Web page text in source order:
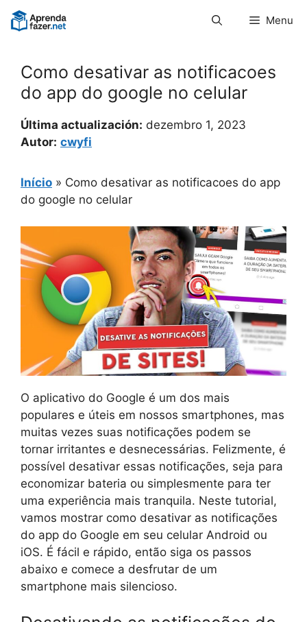
Pular
para
Menu
Como desativar as notificacoes
do app do google no celular
Última actualización: dezembro 1, 2023
Autor: cwyfi
Início » Como desativar as notificacoes do app
do google no celular
O aplicativo do Google é um dos mais
populares e úteis em nossos smartphones, mas
muitas vezes suas notificações podem se
tornar irritantes e desnecessárias. Felizmente, é
possível desativar essas notificações, seja para
economizar bateria ou simplesmente para ter
uma experiência mais tranquila. Neste tutorial,
vamos mostrar como desativar as notificações
do app do Google em seu celular Android ou
iOS. É fácil e rápido, então siga os passos
abaixo e comece a desfrutar de um
smartphone mais silencioso.